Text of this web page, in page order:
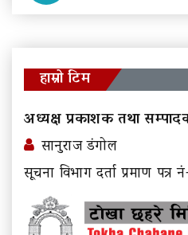
हाम्रो टिम
अध्यक्ष प्रकाशक तथा
सानुराज डंगोल
सूचना विभाग दर्ता प्रमाण